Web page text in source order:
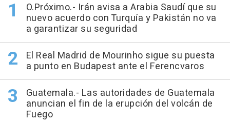
O.Próximo.- Irán avisa a Arabia Saudí que su
nuevo acuerdo con Turquía y Pakistán no va
a garantizar su seguridad
El Real Madrid de Mourinho sigue su puesta
a punto en Budapest ante el Ferencvaros
Guatemala.- Las autoridades de Guatemala
anuncian el fin de la erupción del volcán de
Fuego